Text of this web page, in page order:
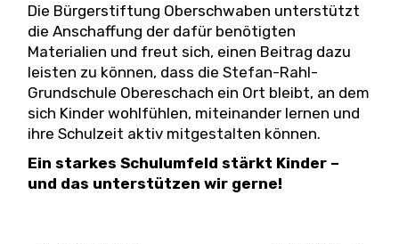
Die Bürgerstiftung Oberschwaben unterstützt
die Anschaffung der dafür benötigten
Materialien und freut sich, einen Beitrag dazu
leisten zu können, dass die Stefan-Rahl-
Grundschule Obereschach ein Ort bleibt, an dem
sich Kinder wohlfühlen, miteinander lernen und
ihre Schulzeit aktiv mitgestalten können.
Ein starkes Schulumfeld stärkt Kinder –
und das unterstützen wir gerne!